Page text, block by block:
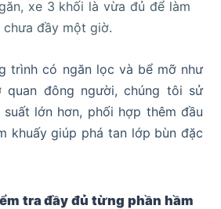
xe 3 khối là vừa đủ để làm
đầy một giờ.
trình có ngăn lọc và bể mỡ như
quan đông người, chúng tôi sử
lớn hơn, phối hợp thêm đầu
khuấy giúp phá tan lớp bùn đặc
tra đầy đủ từng phần hầm